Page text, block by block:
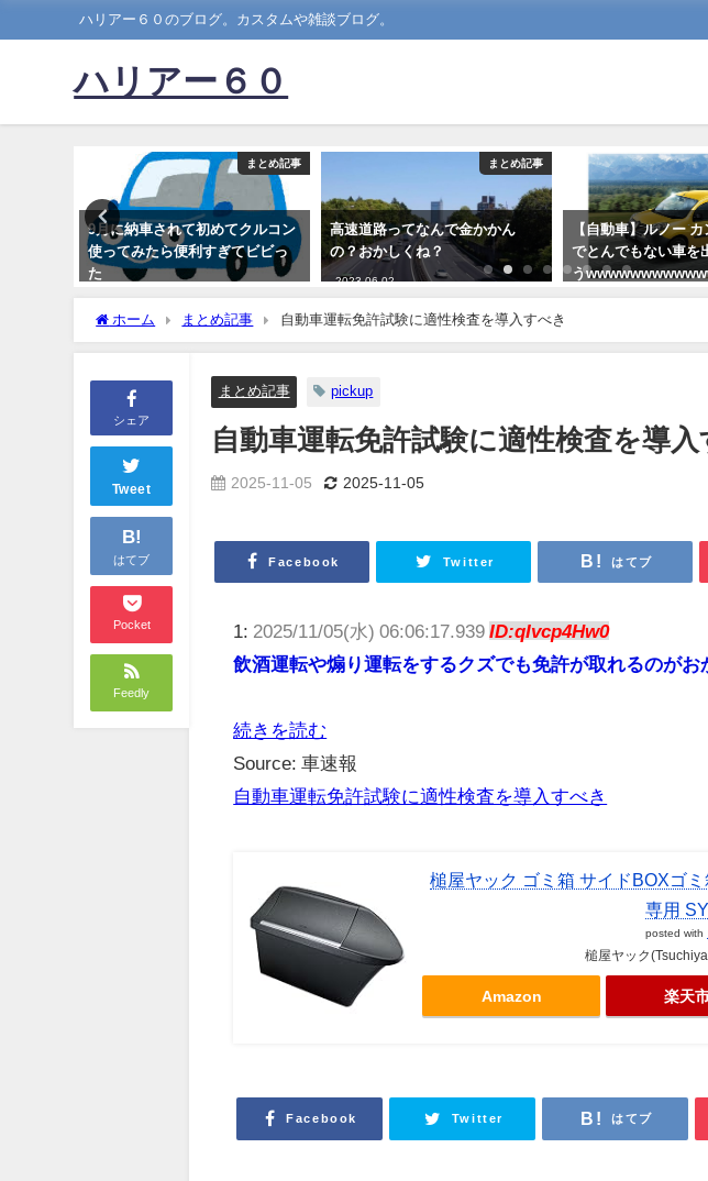
ハリアー６０のブログ。カスタムや雑談ブログ。
ハリアー６０
まとめ記事
9月に納車されて初めてクルコン
使ってみたら便利すぎてビビっ
た
まとめ記事
高速道路ってなんで金かかん
の？おかしくね？
2023-06-02
【自動車】ルノー
でとんでもない車を
う
ホーム まとめ記事 自動車運転免許試験に適性検査を導入すべき
シェア
Tweet
B!
はてブ
Pocket
Feedly
まとめ記事 pickup
自動車運転免許試験に適性検査を導入
2025-11-05 2025-11-05
Facebook Twitter はてブ
1: 2025/11/05(水) 06:06:17.939ID:qIvcp4Hw0
飲酒運転や煽り運転をするクズでも免許が取れるのがお
続きを読む
Source: 車速報
自動車運転免許試験に適性検査を導入すべき
槌屋ヤック ゴミ箱 サイドBOXゴ
専用
posted with
槌屋ヤック
Amazon 楽天
Facebook Twitter はてブ